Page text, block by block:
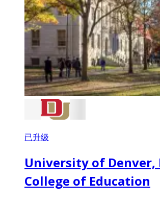
已升级
University of
College of Education